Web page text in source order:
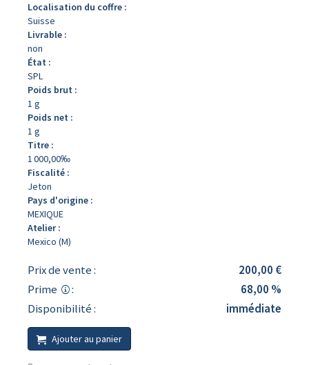
Localisation du coffre :
Suisse
Livrable :
non
État :
SPL
Poids brut :
1 g
Poids net :
1 g
Titre :
1 000,00‰
Fiscalité :
Jeton
Pays d'origine :
MEXIQUE
Atelier :
Mexico (M)
Prix de vente :
200,00 €
Prime
:
68,00 %
Disponibilité :
immédiate
Ajouter au panier